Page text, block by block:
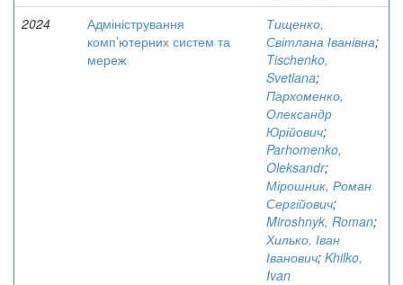
2024
Адміністрування
комп’ютерних систем та
мереж
Тищенко,
Світлана Іванівна;
Tischenko,
Svetlana;
Пархоменко,
Олександр
Юрійович;
Parhomenko,
Oleksandr;
Мірошник, Роман
Сергійович;
Miroshnyk, Roman;
Хилько, Іван
Іванович; Khilko,
Ivan